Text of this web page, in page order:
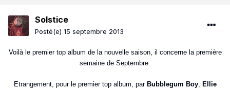
Solstice
Posté(e) 15 septembre 2013
Voilà le premier top album de la nouvelle saison, il concerne la première
semaine de Septembre.
Etrangement, pour le premier top album, par Bubblegum Boy, Ellie